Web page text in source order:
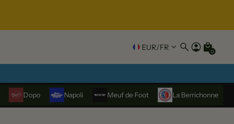
EUR/FR 0
Dopo Napoli Meuf de Foot La Berrichonne